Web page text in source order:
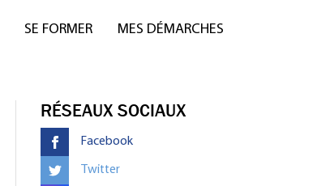
SE FORMER MES DÉMARCHES
RÉSEAUX SOCIAUX
Facebook
Twitter